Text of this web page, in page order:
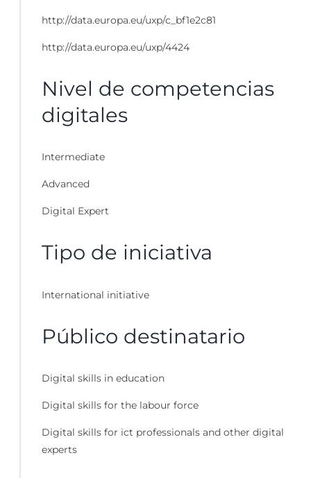
http://data.europa.eu/uxp/c_bf1e2c81
http://data.europa.eu/uxp/4424
Nivel de competencias
digitales
Intermediate
Advanced
Digital Expert
Tipo de iniciativa
International initiative
Público destinatario
Digital skills in education
Digital skills for the labour force
Digital skills for ict professionals and other digital
experts